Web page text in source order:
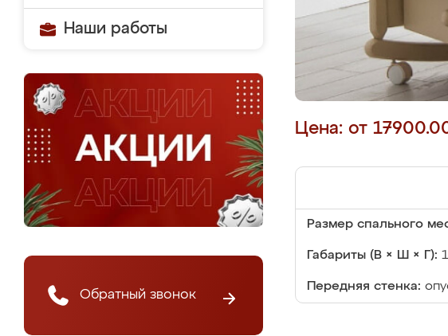
Наши работы
Обратный звонок
Цена: от
Размер спального
Габариты (В × Ш × Г):
Передняя стенка: